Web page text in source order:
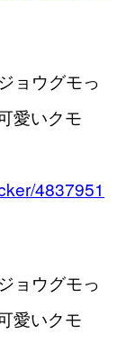
ョウグモっ
愛いクモ
4837951
ョウグモっ
愛いクモ